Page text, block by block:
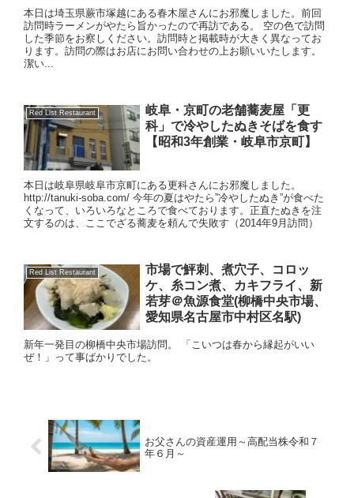
本日は埼玉県蕨市塚越にある春木屋さんにお邪魔しました。前回
訪問時ラーメンがやたら旨かったので再訪である。 空の色で訪問
した季節をお察しください。訪問時と掲載時が大きく異なってお
ります。訪問の際はお店にお問い合わせの上お願いいたします。
潔い...
Red List Restaurant
岐阜・京町の老舗蕎麦屋「更
科」で冷やしたぬきそばを食す
【昭和3年創業・岐阜市京町】
本日は岐阜県岐阜市京町にある更科さんにお邪魔しました。
http://tanuki-soba.com/ 今年の夏はやたら”冷やしたぬき”が食べた
くなって、いろいろなところで食べております。正直たぬきを注
文するのは、ここでざる蕎麦を頼んで失敗す（2014年9月訪問）
Red List Restaurant
市場で鮃刺、煮穴子、コロッ
ケ、糸コン煮、カキフライ、新
若芽＠魚源食堂(柳橋中央市場、
愛知県名古屋市中村区名駅)
新年一発目の柳橋中央市場訪問。 「こいつは春から縁起がいい
ぜ！」って事ばかりでした。
お父さんの資産運用～高配当株令和７
年６月～